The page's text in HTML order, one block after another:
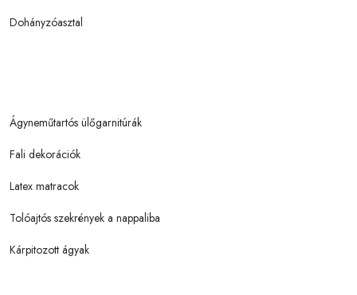
Dohányzóasztal
Ágyneműtartós ülőgarnitúrák
Fali dekorációk
Latex matracok
Tolóajtós szekrények a nappaliba
Kárpitozott ágyak